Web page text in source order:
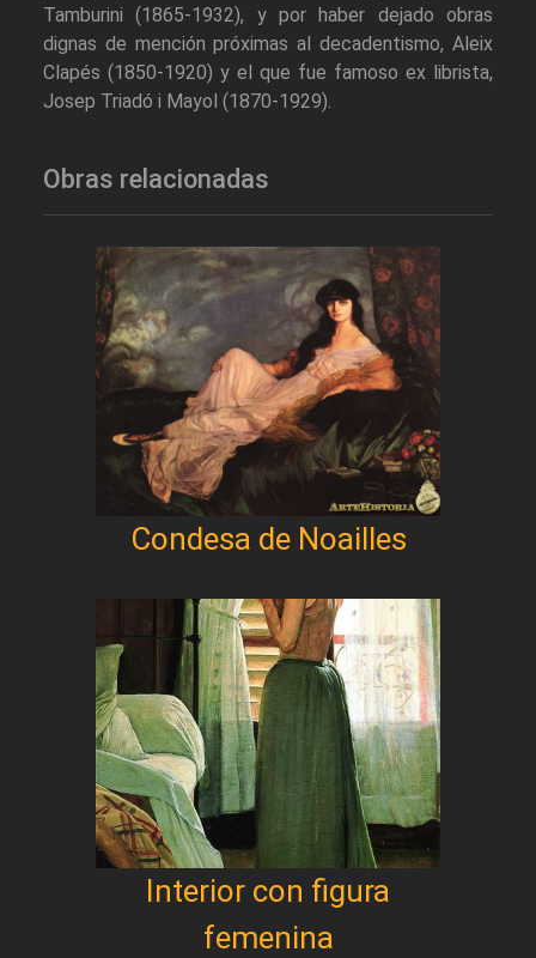
Tamburini (1865-1932), y por haber dejado obras
dignas de mención próximas al decadentismo, Aleix
Clapés (1850-1920) y el que fue famoso ex librista,
Josep Triadó i Mayol (1870-1929).
Obras relacionadas
Condesa de Noailles
Interior con figura
femenina